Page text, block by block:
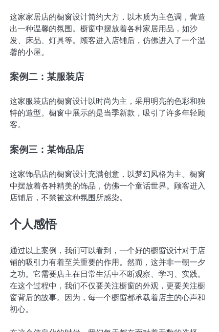
这家家居店的橱窗设计简约大方，以木质为主色调，营造
出一种温馨的氛围。橱窗中摆放着各种家居用品，如沙
发、床品、灯具等。顾客进入店铺后，仿佛进入了一个温
馨的小屋。
案例二：某服装店
这家服装店的橱窗设计以时尚为主，采用明亮的色彩和独
特的造型。橱窗中展示的是当季新款，吸引了许多年轻顾
客。
案例三：某饰品店
这家饰品店的橱窗设计充满创意，以梦幻风格为主。橱窗
中摆放着各种精美的饰品，仿佛一个童话世界。顾客进入
店铺后，不禁被这种氛围所感染。
个人感悟
通过以上案例，我们可以看到，一个好的橱窗设计对于店
铺的吸引力有着至关重要的作用。然而，这并非一朝一夕
之功。它需要店主在日常生活中不断观察、学习、实践。
在这个过程中，我们不仅要关注橱窗的外观，更要关注橱
窗背后的故事。因为，每一个橱窗都承载着店主的心声和
初心。